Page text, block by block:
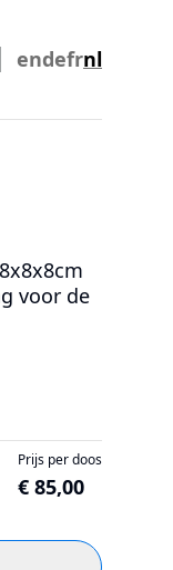
endefrnl
voor de
Prijs per doos
€ 85,00